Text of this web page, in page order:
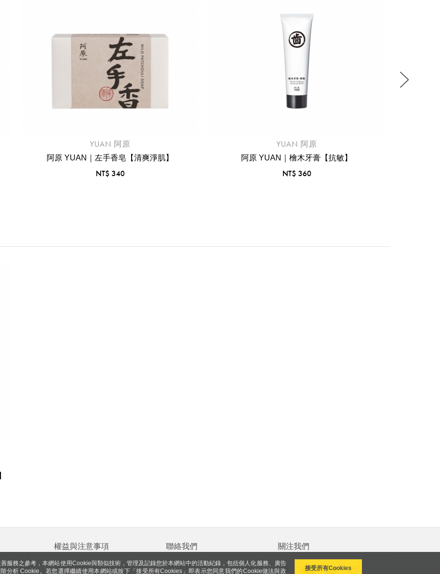
YUAN 阿原
阿原 YUAN｜左手香皂【清爽淨肌】
NT$ 340
YUAN 阿原
阿原 YUAN｜檜木牙膏【抗敏】
NT$ 360
服務之參考，本網站使用Cookie與類似技術，管理及記錄您於本網站中的活動紀錄，包括個人化服務、廣告
分析 Cookie。若您選擇繼續使用本網站或按下「接受所有Cookies」即表示您同意我們的Cookie做法與政
接受所有Cookies
權益與注意事項
使用條款暨消費注意事項
聯絡我們
智能客服
關注我們